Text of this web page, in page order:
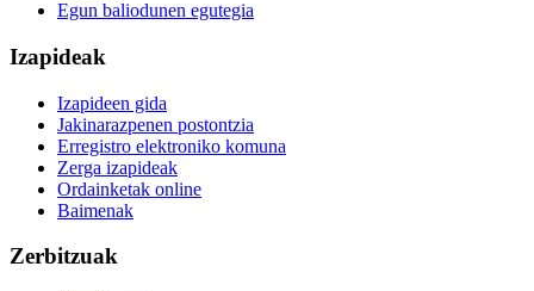
Egun baliodunen egutegia
Izapideak
Izapideen gida
Jakinarazpenen postontzia
Erregistro elektroniko komuna
Zerga izapideak
Ordainketak online
Baimenak
Zerbitzuak